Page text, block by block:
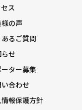
ス
の声
るご質問
せ
ター募集
合わせ
報保護方針